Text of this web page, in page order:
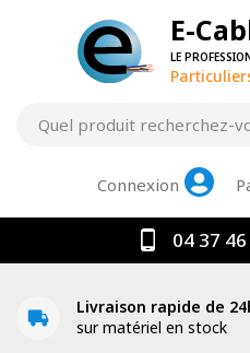
E-
LE
Connexion
04 37
Livraison rapide de
sur matériel en stock